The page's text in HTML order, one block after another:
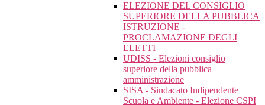
ELEZIONE DEL CONSIGLIO
SUPERIORE DELLA PUBBLICA
ISTRUZIONE -
PROCLAMAZIONE DEGLI
ELETTI
UDISS - Elezioni consiglio
superiore della pubblica
amministrazione
SISA - Sindacato Indipendente
Scuola e Ambiente - Elezione CSPI